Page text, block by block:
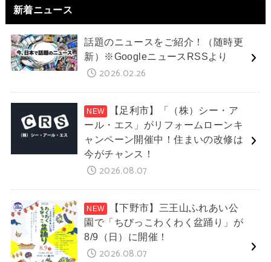
新着ニュース
話題のニュースをご紹介！（随時更
新）※GoogleニュースRSSより
2026.02.26
【足利市】「（株）シー・ア
ール・エス」がリフォームローンキ
ャンペーン開催中！住まいの改修は
今がチャンス！
2026.08.07
【下野市】三王山ふれあい公
園で「ちびっこわくわく盆踊り」が
8/9（日）に開催！
2026.08.07